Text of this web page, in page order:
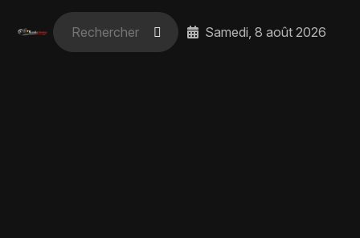
Samedi, 8 août 2026